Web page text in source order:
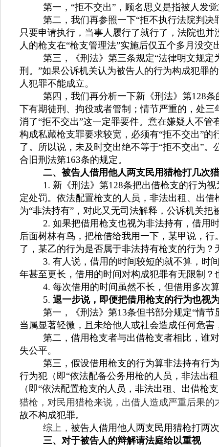
第一，“拒不交出”，顾名思义是指被人发
第二，我们再参照一下“拒不执行法院判
只要申请执行，当事人履行了就行了，法院也
人的枪支在“枪支管理法”实施后仅五个多月没
第三，《刑法》第三条规定“法律明文规
刑。”如果公诉机关认为被告人的行为构成犯罪
人犯罪不能成立。
第四，我们再分析一下新《刑法》第128条
下有期徒刑、拘役或者管制；情节严重的，处
消了“拒不交出”这一定罪要件。意在嫌疑人不
构成私藏枪支罪要求较宽，必须有“拒不交出”
了。所以说，未及时交出绝不等于“拒不交出”
合旧刑法第163条的规定。
二、被告人借用他人两支民用猎枪打几次
1. 新《刑法》 第128条把出借枪支的行为
定处罚。依法配置枪支的人员，非法出租、出
为“非法持有”，对此又无司法解释，公诉机关
2. 如果把借用枪支也视为非法持有，借用
后面树林有鸟，把枪借给我用一下，某甲说，
了，某乙的行为是否属于非法持有枪支的行为？
3. 有人说，借用的时间较短的就不算，时
年甚至更长，借用的时间对构成犯罪有无限制？
4. 每次借用的时间虽然不长，但借用多次
5. 退一步说，即便把借用枪支的行为也视
第一，《刑法》第13条但书部分规定“情
当属显著轻微，且未给他人或社会造成任何危害
第二，借用枪支者与出借枪支者相比，谁
失公平。
第三，假设借用枪支的行为算非法持有行
行为犯（即“依法配备公务用枪的人员，非法出
（即“依法配置枪支的人员，非法出租、出借枪
猎枪，对民用猎枪来说，出借人造成严重后果
故不构成犯罪。
综上， 被告人借用他人两支民用猎枪打两
三、对于被告人的辩解请法庭给以重视